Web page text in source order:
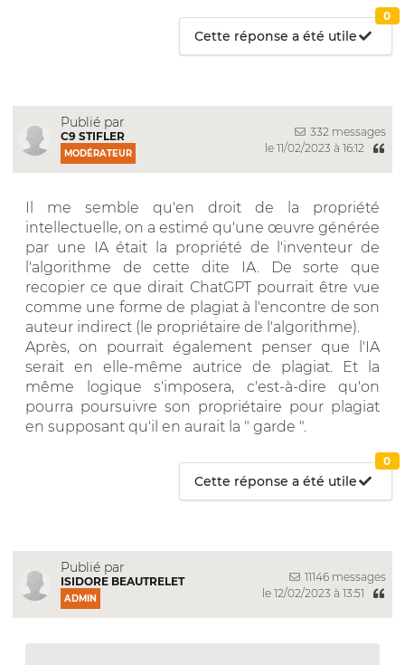
Cette réponse a été utile
0
Publié par
C9 STIFLER
MODÉRATEUR
332 messages
le 11/02/2023 à 16:12
Il me semble qu'en droit de la propriété
intellectuelle, on a estimé qu'une œuvre générée
par une IA était la propriété de l'inventeur de
l'algorithme de cette dite IA. De sorte que
recopier ce que dirait ChatGPT pourrait être vue
comme une forme de plagiat à l'encontre de son
auteur indirect (le propriétaire de l'algorithme).
Après, on pourrait également penser que l'IA
serait en elle-même autrice de plagiat. Et la
même logique s'imposera, c'est-à-dire qu'on
pourra poursuivre son propriétaire pour plagiat
en supposant qu'il en aurait la " garde ".
Cette réponse a été utile
0
Publié par
ISIDORE BEAUTRELET
ADMIN
11146 messages
le 12/02/2023 à 13:51